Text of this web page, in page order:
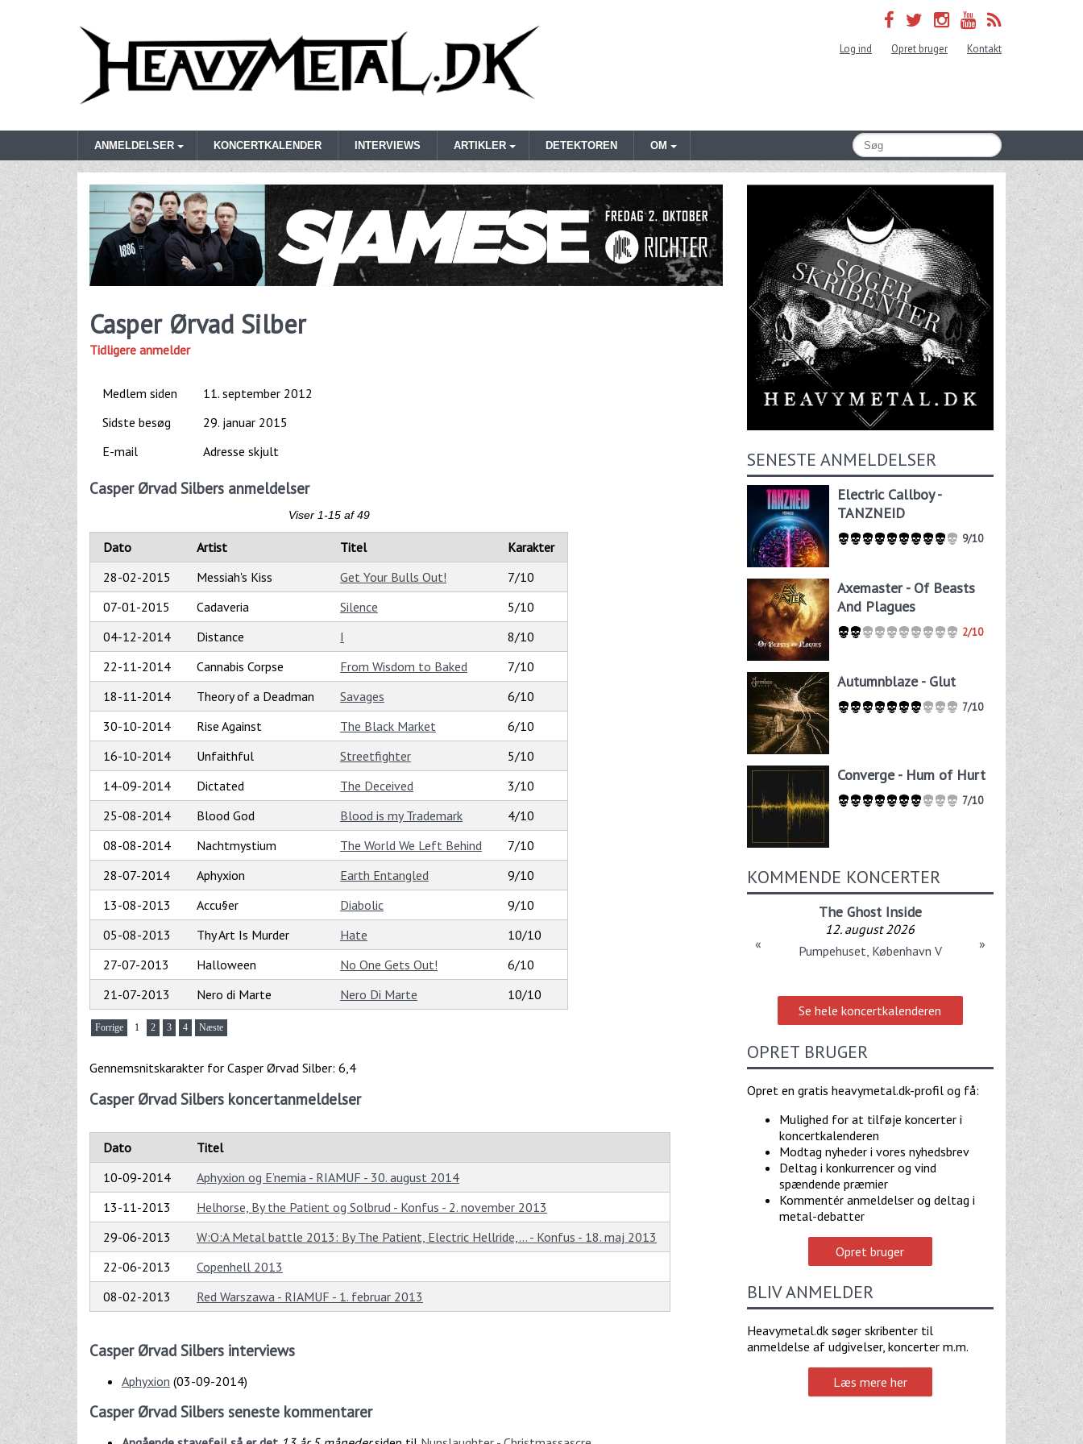
Log ind Opret bruger Kontakt
ANMELDELSER KONCERTKALENDER INTERVIEWS ARTIKLER DETEKTOREN OM
Casper Ørvad Silber
Tidligere anmelder
Medlem siden
11. september 2012
Sidste besøg
29. januar 2015
E-mail
Adresse skjult
Casper Ørvad Silbers anmeldelser
Viser 1-15 af 49
Dato Artist Titel
Karakter
28-02-2015
Messiah's Kiss Get Your Bulls Out!
7/10
07-01-2015
Cadaveria Silence
5/10
04-12-2014
Distance I
8/10
22-11-2014
Cannabis Corpse From Wisdom to Baked
7/10
18-11-2014
Theory of a Deadman Savages
6/10
30-10-2014
Rise Against The Black Market
6/10
16-10-2014
Unfaithful Streetfighter
5/10
14-09-2014
Dictated The Deceived
3/10
25-08-2014
Blood God Blood is my Trademark
4/10
08-08-2014
Nachtmystium The World We Left Behind
7/10
28-07-2014
Aphyxion Earth Entangled
9/10
13-08-2013
Accu§er Diabolic
9/10
05-08-2013
Thy Art Is Murder Hate
10/10
27-07-2013
Halloween No One Gets Out!
6/10
21-07-2013
Nero di Marte Nero Di Marte 10/10
Forrige 1 2 3 4 Næste
Gennemsnitskarakter for Casper Ørvad Silber: 6,4
Casper Ørvad Silbers koncertanmeldelser
Dato
Titel
10-09-2014
Aphyxion og E’nemia - RIAMUF - 30. august 2014
13-11-2013
Helhorse, By the Patient og Solbrud - Konfus - 2. november 2013
29-06-2013
W:O:A Metal battle 2013: By The Patient, Electric Hellride,... - Konfus - 18. maj 2013
22-06-2013
Copenhell 2013
08-02-2013
Red Warszawa - RIAMUF - 1. februar 2013
Casper Ørvad Silbers interviews
Aphyxion (03-09-2014)
Casper Ørvad Silbers seneste kommentarer
SENESTE ANMELDELSER
Electric Callboy -
TANZNEID
9/10
Axemaster - Of Beasts
And Plagues
2/10
Autumnblaze - Glut
7/10
Converge - Hum of Hurt
7/10
KOMMENDE KONCERTER
The Ghost Inside
12. august 2026
Pumpehuset, København V
« »
Se hele koncertkalenderen
OPRET BRUGER
Opret en gratis heavymetal.dk-profil og få:
Mulighed for at tilføje koncerter i
koncertkalenderen
Modtag nyheder i vores nyhedsbrev
Deltag i konkurrencer og vind
spændende præmier
Kommentér anmeldelser og deltag i
metal-debatter
Opret bruger
BLIV ANMELDER
Heavymetal.dk søger skribenter til
anmeldelse af udgivelser, koncerter m.m.
Læs mere her